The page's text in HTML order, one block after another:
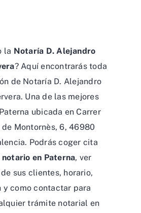
la Notaría D. Alejandro
? Aquí encontrarás toda
de Notaría D. Alejandro
Una de las mejores
ubicada en Carrer
Montornès, 6, 46980
Podrás coger cita
notario en Paterna, ver
sus clientes, horario,
y como contactar para
trámite notarial en